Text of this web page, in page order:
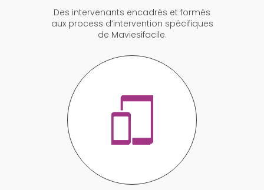
Des intervenants encadrés et formés
aux process d’intervention spécifiques
de Maviesifacile.